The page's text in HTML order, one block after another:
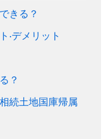
きる？
‧デメリット
？
続土地国庫帰属